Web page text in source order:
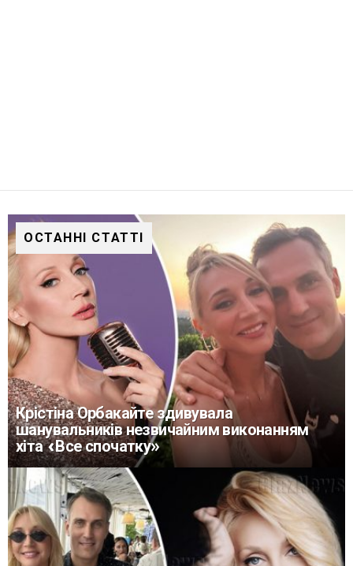
ОСТАННІ СТАТТІ
Крістіна Орбакайте здивувала
шанувальників незвичайним виконанням
хіта «Все спочатку»